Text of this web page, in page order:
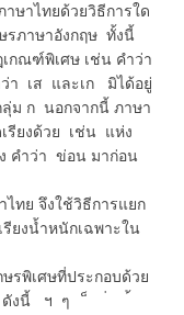
าษาไทยด้วยวิธีการใด
รภาษาอังกฤษ ทั้งนี้
เกณฑ์พิเศษ เช่น คำว่า
ว่า เส และเก มิได้อยู่
ลุ่ม ก นอกจากนี้ ภาษา
รียงด้วย เช่น แห่ง
คำว่า ข่อน มาก่อน
ย จึงใช้วิธีการแยก
ยงน้ำหนักเฉพาะใน
พิเศษที่ประกอบด้วย
ามาก ดังนี้ ฯ ๆ